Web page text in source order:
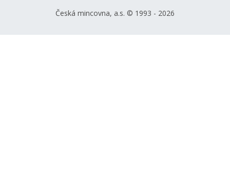
Česká mincovna, a.s. © 1993 - 2026